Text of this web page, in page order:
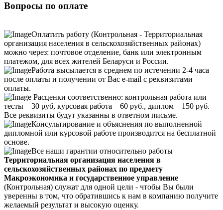
Вопросы по оплате
Оплатить работу (Контрольная - Территориальная
организация населения в сельскохозяйственных районах)
можно через: почтовое отделение, банк или электронным
платежом, для всех жителей Беларуси и России.
Работа высылается в среднем по истечении 2-4 часа
после оплаты и получении от Вас e-mail с реквизитами
оплаты.
Расценки соответственно: контрольная работа или
тесты – 30 руб, курсовая работа – 60 руб., диплом – 150 руб.
Все реквизиты будут указанны в ответном письме.
Консультирование и объяснения по выполненной
дипломной или курсовой работе производится на бесплатной
основе.
Все наши гарантии относительно работы
Территориальная организация населения в
сельскохозяйственных районах по предмету
Макроэкономика и государственное управление
(Контрольная) служат для одной цели - чтобы Вы были
уверенны в том, что обратившись к нам в компанию получите
желаемый результат и высокую оценку.